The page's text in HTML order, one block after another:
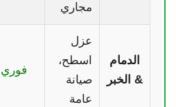
مجاري
الدمام
& الخبر
عزل
اسطح،
صيانة
عامة
فوري